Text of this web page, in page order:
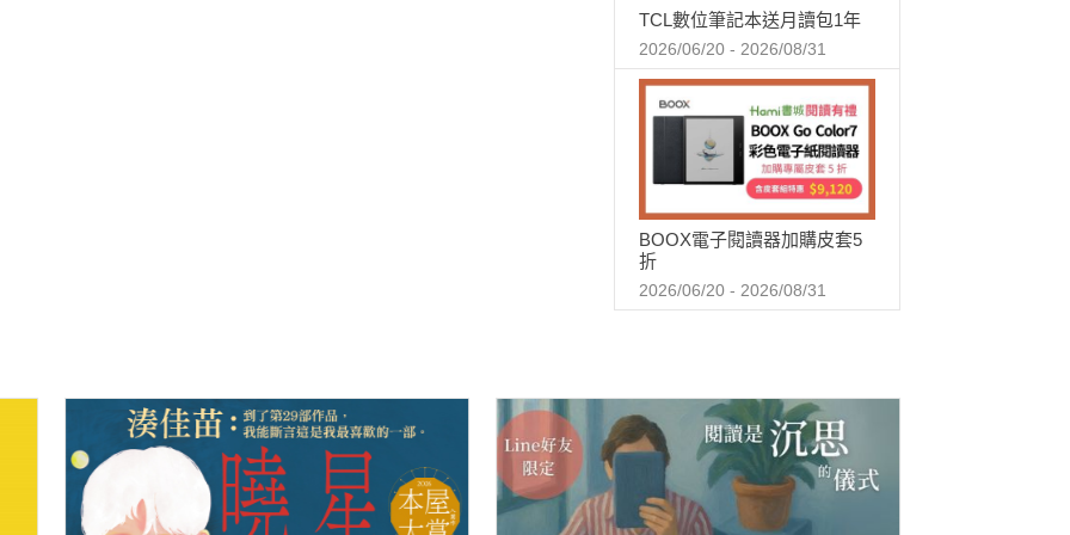
TCL數位筆記本送月讀包1年
2026/06/20 - 2026/08/31
BOOX電子閱讀器加購皮套5
折
2026/06/20 - 2026/08/31